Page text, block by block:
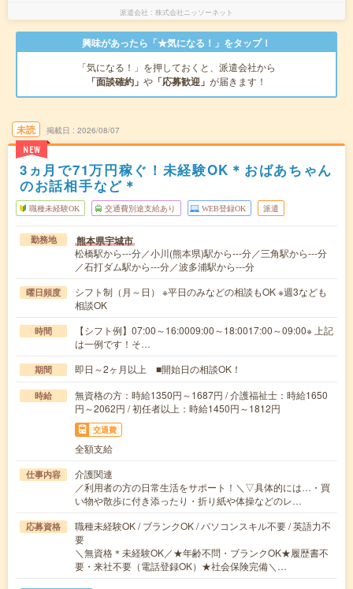
派遣会社 株式会社ニッソーネット
興味があったら「★気になる！」をタップ！
「気になる！」を押しておくと、派遣会社から
「面談確約」 や 「応募歓迎」 が届きます！
未読
NEW
掲載日 2026/08/07
3ヵ月で71万円稼ぐ！未経験OK＊おばあちゃん
のお話相手など＊
職種未経験OK 交通費別途支給あり WEB登録OK 派遣
勤務地 熊本県宇城市
松橋駅から---分／小川(熊本県)駅から---分／三角駅から---分
／石打ダム駅から---分／波多浦駅から---分
曜日頻度
シフト制（月～日） ※平日のみなどの相談もOK ※週3なども
相談OK
時間
【シフト例】07:00～16:0009:00～18:0017:00～09:00※ 上記
は一例です！そ…
期間 即日～2ヶ月以上 ■開始日の相談OK！
時給
無資格の方：時給1350円～1687円 / 介護福祉士：時給1650
円～2062円 / 初任者以上：時給1450円～1812円
交通費
全額支給
仕事内容
介護関連
／利用者の方の日常生活をサポート！＼▽具体的には…・買
い物や散歩に付き添ったり・折り紙や体操などのレ…
応募資格
職種未経験OK / ブランクOK / パソコンスキル不要 / 英語力不
要
＼無資格＊未経験OK／★年齢不問・ブランクOK★履歴書不
要・来社不要（電話登録OK）★社会保険完備＼…